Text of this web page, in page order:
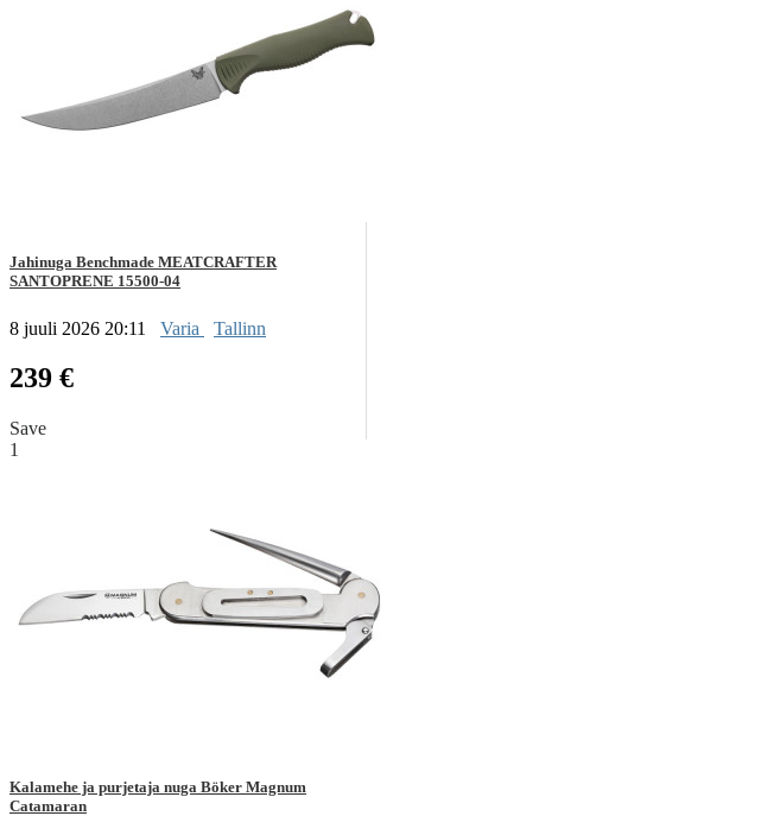
Jahinuga Benchmade MEATCRAFTER
SANTOPRENE 15500-04
8 juuli 2026 20:11 Varia Tallinn
239 €
Save
1
Kalamehe ja purjetaja nuga Böker Magnum
Catamaran